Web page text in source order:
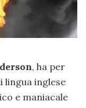
, ha per
inglese
e maniacale